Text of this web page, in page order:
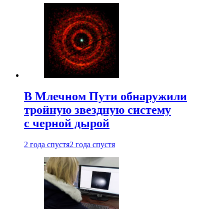
В Млечном Пути обнаружили
тройную звездную систему
с черной дырой
2 года спустя2 года спустя